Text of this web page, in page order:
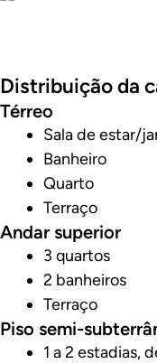
Distribuição da
Térreo
Sala de estar/
Banheiro
Quarto
Terraço
Andar superior
3 quartos
2 banheiros
Terraço
Piso semi-
1 a 2 estadias,